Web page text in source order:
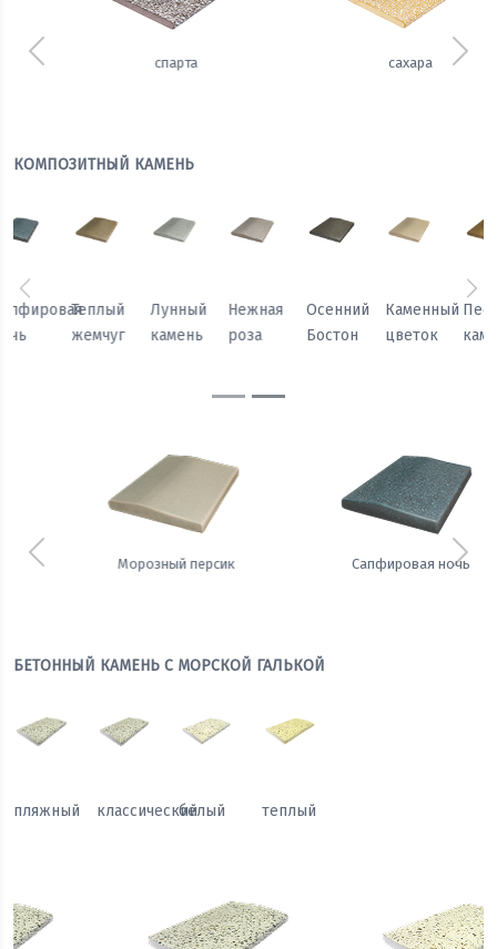
имбирь
Предыдущий
КОМПОЗИТНЫЙ КАМЕНЬ
Осенний
Бостон
Каменный
цветок
Песчаный
камень
Морозный
персик
Сапфировая
ночь
Теплый
жемчуг
Предыдущий
Сапфировая ночь Теплый жемчуг
Предыдущий
БЕТОННЫЙ КАМЕНЬ С МОРСКОЙ ГАЛЬКОЙ
пляжный классическийбелый теплый